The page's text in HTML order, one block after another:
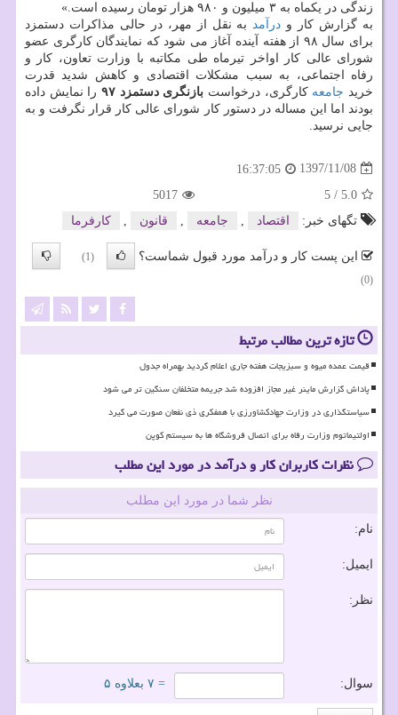
زندگی در یكماه به ۳ میلیون و ۹۸۰ هزار تومان رسیده است.»
به گزارش كار و درآمدبه نقل از مهر، در حالی مذاكرات دستمزد
برای سال ۹۸ از هفته آینده آغاز می شود كه نمایندگان كارگری عضو
شورای عالی كار اواخر تیرماه طی مكاتبه با وزارت تعاون، كار و
رفاه اجتماعی، به سبب مشكلات اقتصادی و كاهش شدید قدرت
خرید جامعه كارگری، درخواست بازنگری دستمزد ۹۷
را نمایش داده
بودند اما این مساله در دستور كار شورای عالی كار قرار نگرفت و به
جایی نرسید.
1397/11/08
16:37:05
5.0
/
5
5017
تگهای خبر:
اقتصاد , جامعه , قانون , كارفرما
این پست کار و درآمد مورد قبول شماست؟
(1)
(0)
تازه ترین مطالب مرتبط
قیمت عمده میوه و سبزیجات هفته جاری اعلام گردید بهمراه جدول
پاداش گزارش ماینر غیر مجاز افزوده شد جریمه متخلفان سنگین تر می شود
سیاستگذاری در وزارت جهادکشاورزی با همفکری ذی نفعان صورت می گیرد
اولتیماتوم وزارت رفاه برای اتصال فروشگاه ها به سیستم کوپن
نظرات کاربران کار و درآمد در مورد این مطلب
نظر شما در مورد این مطلب
نام:
ایمیل:
نظر:
سوال: = ۷ بعلاوه ۵